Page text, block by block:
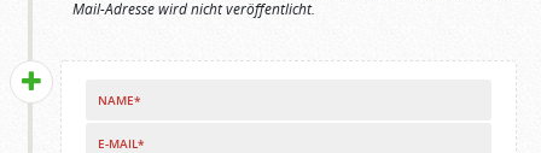
Mail-Adresse wird nicht veröffentlicht.
NAME*
E-MAIL*